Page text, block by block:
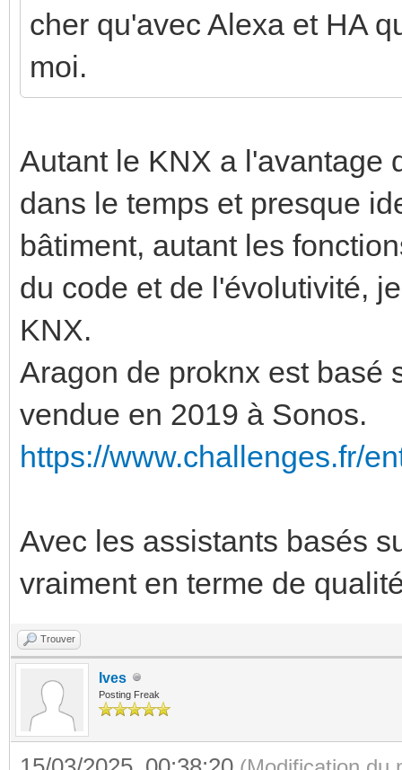
cher qu'avec Alexa et HA
moi.
Autant le KNX a l'avantage
dans le temps et presque
bâtiment, autant les
du code et de l'évolutivité,
KNX.
Aragon de proknx est basé
vendue en 2019 à Sonos.
https://www.challenges.fr/
Avec les assistants basés
vraiment en terme de
Trouver
Ives
Posting Freak